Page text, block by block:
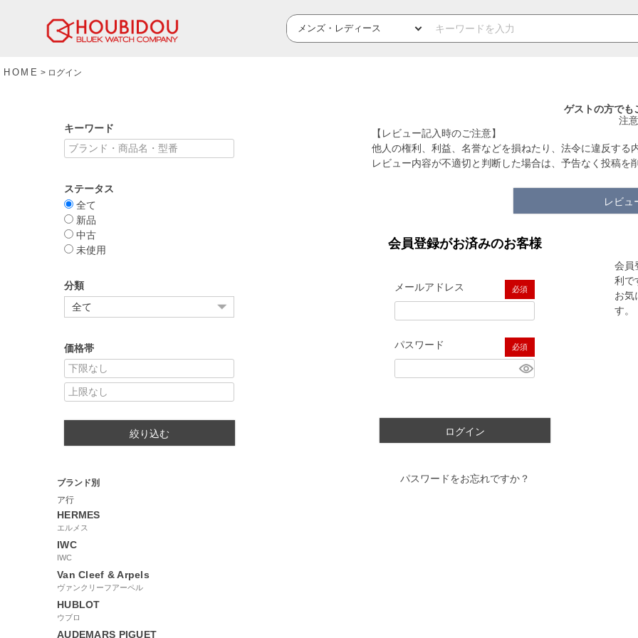
HOME ログイン
キーワード
ステータス
全て
新品
中古
未使用
分類
価格帯
絞り込む
ブランド別
ア行
HERMES
エルメス
IWC
IWC
Van Cleef & Arpels
ヴァンクリーフアーペル
HUBLOT
ウブロ
AUDEMARS PIGUET
ゲストの方でも
注
【レビュー記入時のご注意】
他人の権利、利益、名誉などを損ねたり、法令に違反す
レビュー内容が不適切と判断した場合は、予告なく投稿を
レビュ
会員登録がお済みのお客様
メールアドレス
(必須)
パスワード
(必須)
ログイン
パスワードをお忘れですか？
会員
利で
お気
す。